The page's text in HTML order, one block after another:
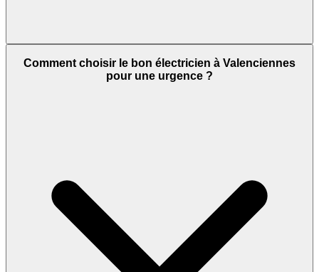
Comment choisir le bon électricien à Valenciennes
pour une urgence ?